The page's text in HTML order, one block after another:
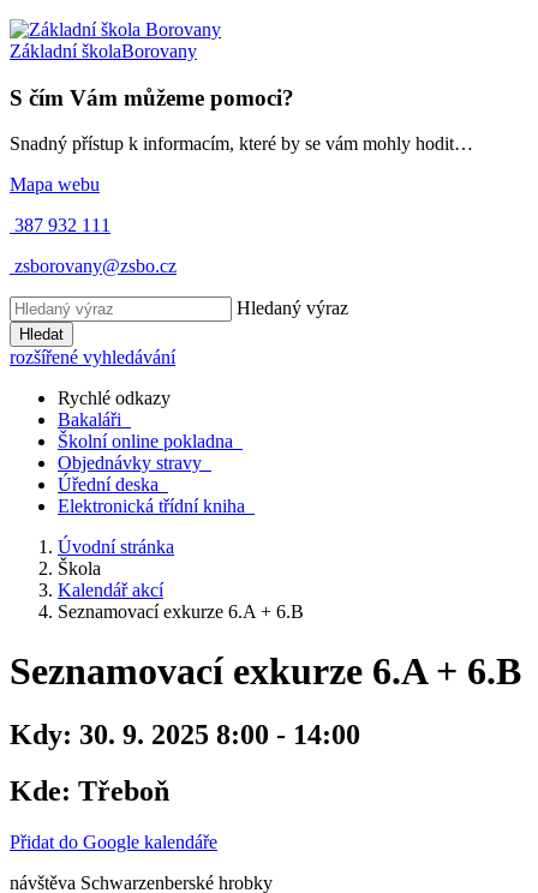
Základní školaBorovany
S čím Vám můžeme pomoci?
Snadný přístup k informacím, které by se vám mohly hodit…
Mapa webu
387 932 111
zsborovany@zsbo.cz
Hledaný výraz
Hledat
rozšířené vyhledávání
Rychlé odkazy
Bakaláři
Školní online pokladna
Objednávky stravy
Úřední deska
Elektronická třídní kniha
Úvodní stránka
Škola
Kalendář akcí
Seznamovací exkurze 6.A + 6.B
Seznamovací exkurze 6.A + 6.B
Kdy: 30. 9. 2025 8:00 - 14:00
Kde: Třeboň
Přidat do Google kalendáře
návštěva Schwarzenberské hrobky